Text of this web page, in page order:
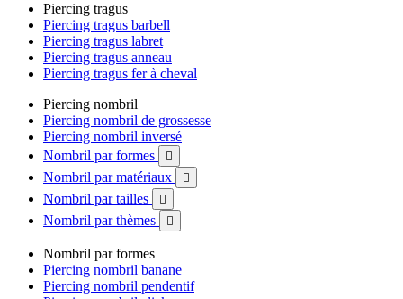
Piercing tragus
Piercing tragus barbell
Piercing tragus labret
Piercing tragus anneau
Piercing tragus fer à cheval
Piercing nombril
Piercing nombril de grossesse
Piercing nombril inversé
Nombril par formes

Nombril par matériaux 
Nombril par tailles 
Nombril par thèmes 
Nombril par formes
Piercing nombril banane
Piercing nombril pendentif